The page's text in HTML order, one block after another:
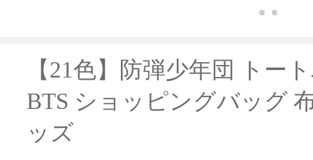
【21色】防弾少年団 トー
BTS ショッピングバッグ
ッズ